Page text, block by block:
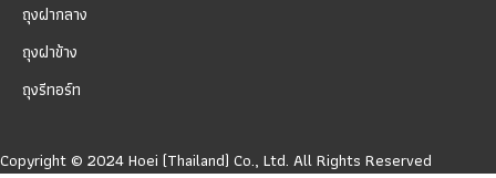
ถุงฝากลาง
ถุงฝาข้าง
ถุงรีทอร์ท
Copyright © 2024 Hoei (Thailand) Co., Ltd. All Rights Reserved